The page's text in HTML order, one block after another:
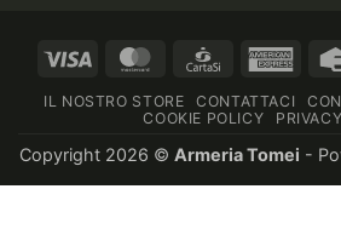
Visa MasterCardCartaSi
IL NOSTRO STORE CONTATTACI
COOKIE POLICY
Copyright 2026 © Armeria Tomei -